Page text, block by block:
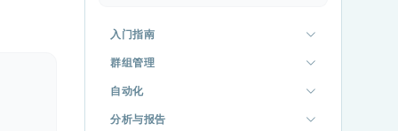
入门指南
群组管理
自动化
分析与报告